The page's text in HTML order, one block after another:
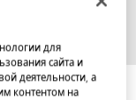
для
сайта и
деятельности, а
контентом на